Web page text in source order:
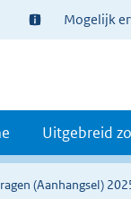
Ter
informatie:
Mogelijk
Uitgebreid
(Aanhangsel)